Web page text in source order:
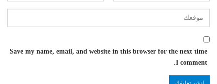
Save my name, email, and website in this browser for the next time
I comment.